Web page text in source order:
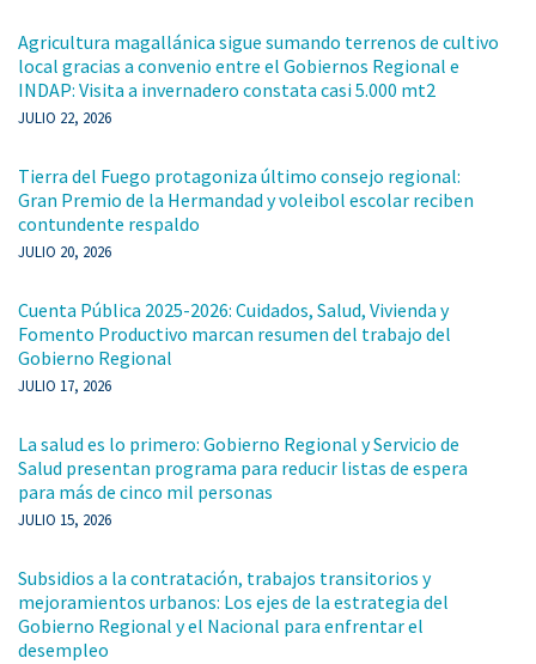
Agricultura magallánica sigue sumando terrenos de cultivo
local gracias a convenio entre el Gobiernos Regional e
INDAP: Visita a invernadero constata casi 5.000 mt2
JULIO 22, 2026
Tierra del Fuego protagoniza último consejo regional:
Gran Premio de la Hermandad y voleibol escolar reciben
contundente respaldo
JULIO 20, 2026
Cuenta Pública 2025-2026: Cuidados, Salud, Vivienda y
Fomento Productivo marcan resumen del trabajo del
Gobierno Regional
JULIO 17, 2026
La salud es lo primero: Gobierno Regional y Servicio de
Salud presentan programa para reducir listas de espera
para más de cinco mil personas
JULIO 15, 2026
Subsidios a la contratación, trabajos transitorios y
mejoramientos urbanos: Los ejes de la estrategia del
Gobierno Regional y el Nacional para enfrentar el
desempleo